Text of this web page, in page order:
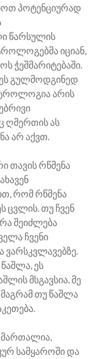
პოტენციურად
წარსულის
იციან,
ჭეშმარიტებაში.
ეს გულმოდგინედ
არის
ღმერთის ას
არ აქვთ.
თავის რწმენა
რომ რწმენა
ცვლის. თუ ჩვენ
შეიძლება
ჩვენი
ვარსკვლავებზე.
ეს
მსგავსია. მე
მაგრამ თუ წაშლა
სამყაროში და